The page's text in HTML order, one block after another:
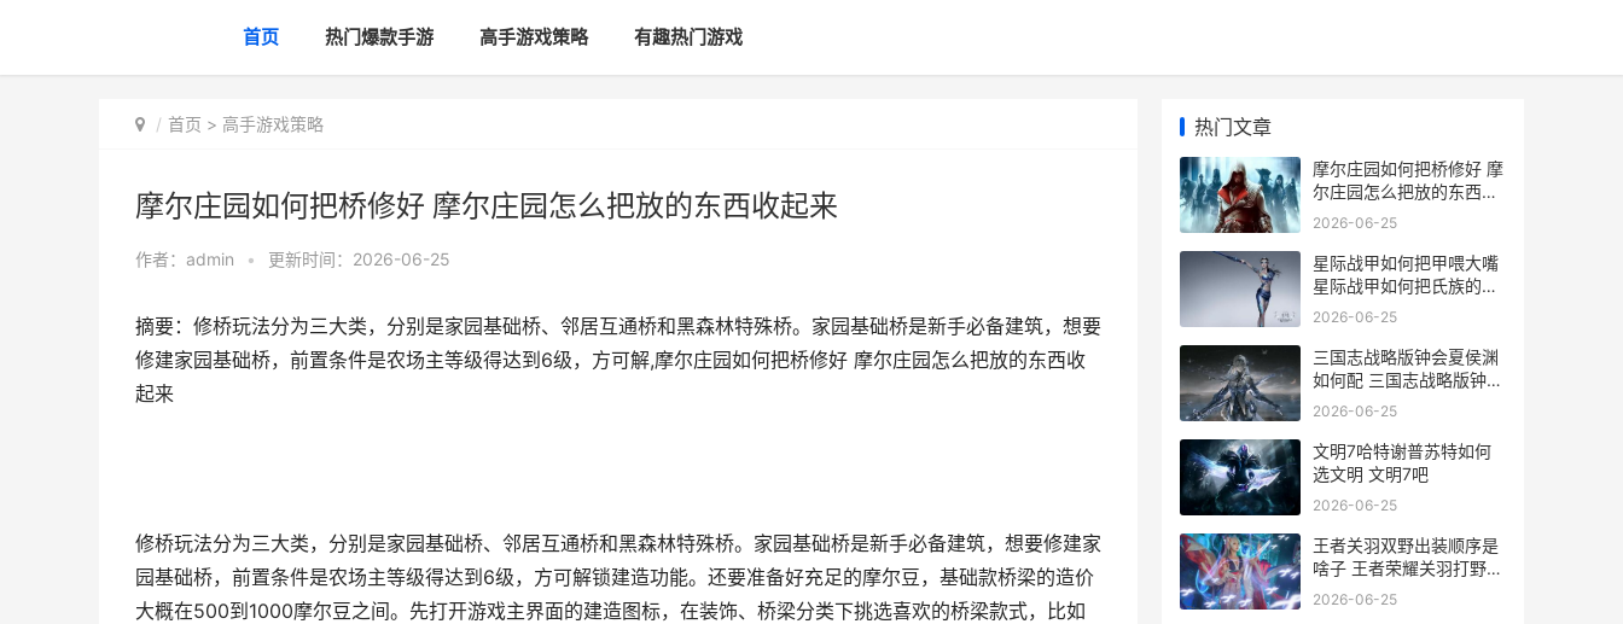
首页 热门爆款手游 高手游戏策略 有趣热门游戏
首页 > 高手游戏策略
摩尔庄园如何把桥修好 摩尔庄园怎么把放的东西收起来
作者： admin • 更新时间：2026-06-25
摘要：修桥玩法分为三大类，分别是家园基础桥、邻居互通桥和黑森林特殊桥。家园基础桥是新手必备建筑，想要
修建家园基础桥，前置条件是农场主等级得达到6级，方可解,摩尔庄园如何把桥修好 摩尔庄园怎么把放的东西收
起来
修桥玩法分为三大类，分别是家园基础桥、邻居互通桥和黑森林特殊桥。家园基础桥是新手必备建筑，想要修建家
园基础桥，前置条件是农场主等级得达到6级，方可解锁建造功能。还要准备好充足的摩尔豆，基础款桥梁的造价
大概在500到1000摩尔豆之间。先打开游戏主界面的建造图标，在装饰、桥梁分类下挑选喜欢的桥梁款式，比如
热门文章
摩尔庄园如何把桥修好 摩
尔庄园怎么把放的东西收
起来
2026-06-25
星际战甲如何把甲喂大嘴
星际战甲如何把氏族的人
提升职位
2026-06-25
三国志战略版钟会夏侯渊
如何配 三国志战略版钟会
t0阵容
2026-06-25
文明7哈特谢普苏特如何
选文明 文明7吧
2026-06-25
王者关羽双野出装顺序是
啥子 王者荣耀关羽打野最
强出装
2026-06-25